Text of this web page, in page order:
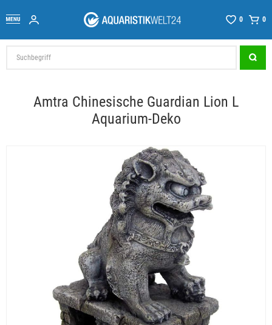
0 0
Amtra Chinesische Guardian Lion L
Aquarium-Deko